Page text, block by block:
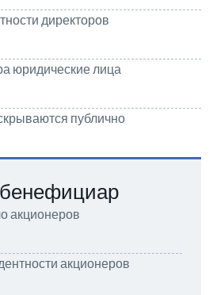
директоров
юридические лица
публично
акционеров
акционеров